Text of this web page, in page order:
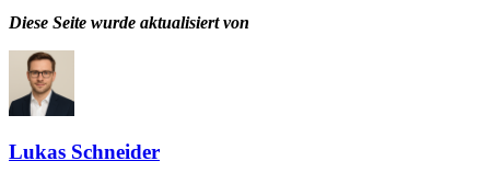
Diese Seite wurde aktualisiert von
Lukas Schneider